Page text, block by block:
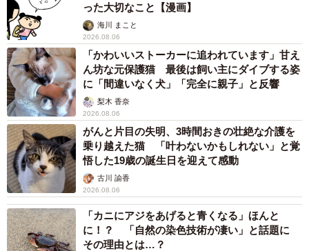
った大切なこと【漫画】
海川 まこと
2026.08.06
「かわいいストーカーに追われています」甘え
ん坊な元保護猫 最後は飼い主にダイブする姿
に「間違いなく犬」「完全に親子」と反響
梨木 香奈
2026.08.06
がんと片目の失明、3時間おきの壮絶な介護を
乗り越えた猫 「叶わないかもしれない」と覚
悟した19歳の誕生日を迎えて感動
古川 諭香
2026.08.06
「カニにアジをあげると青くなる」ほんと
に！？ 「自然の染色技術が凄い」と話題に
その理由とは…？